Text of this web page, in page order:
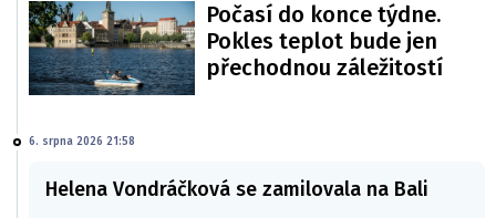
Počasí do konce týdne.
Pokles teplot bude jen
přechodnou záležitostí
6. srpna 2026 21:58
Helena Vondráčková se zamilovala na Bali